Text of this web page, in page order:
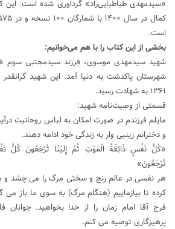
«سیدمهدی طباطبایی‌راد» گرداوری شده است. این
است.
بخشی از این کتاب را با هم می‌خوانیم:
شهرستان پاکدشت به دنیا آمد. این شهید
۱۳۶۱ به شهادت رسید.
قسمتی از وصیت‌نامه شهید:
مایلم فرزندم در صورت امکان به لباس روحانیت
و دخترانم زینبی وار به زندگی خود ادامه دهند.
«كُلُّ نَفْسٍ ذَائِقَةُ الْمَوْتِ ثُمَّ إِلَيْنَا تُرْجَعُونَ كُلُّ
تُرْجَعُونَ»
هر نفسی در عالم رنج و سختی مرگ را می چشد و
کرده تا بیازماییم (هنگام مرگ) به سوی ما باز می
فرج آقا امام زمان را از خدا بخواهید. جوانان
پرهیزگاری توصیه می کنم.